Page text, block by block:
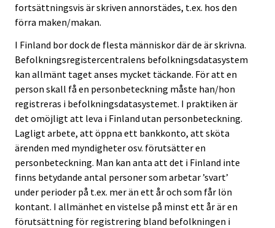
fortsättningsvis är skriven annorstädes, t.ex. hos den
förra maken/makan.
I Finland bor dock de flesta människor där de är skrivna.
Befolkningsregistercentralens befolkningsdatasystem
kan allmänt taget anses mycket täckande. För att en
person skall få en personbeteckning måste han/hon
registreras i befolkningsdatasystemet. I praktiken är
det omöjligt att leva i Finland utan personbeteckning.
Lagligt arbete, att öppna ett bankkonto, att sköta
ärenden med myndigheter osv. förutsätter en
personbeteckning. Man kan anta att det i Finland inte
finns betydande antal personer som arbetar ’svart’
under perioder på t.ex. mer än ett år och som får lön
kontant. I allmänhet en vistelse på minst ett år är en
förutsättning för registrering bland befolkningen i